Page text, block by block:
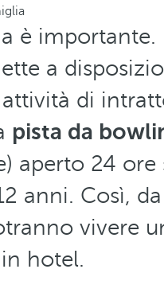
è
a
di
pista da
aperto 24 ore
anni. Così,
vivere
in hotel.